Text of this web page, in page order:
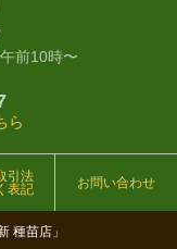
前10時〜
ら
引法
表記
お問い合わせ
種苗店」